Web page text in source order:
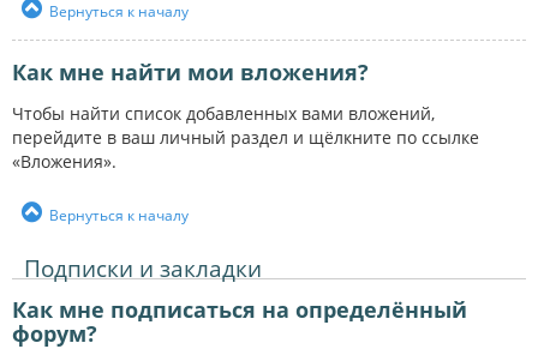
Вернуться к началу
Как мне найти мои вложения?
Чтобы найти список добавленных вами вложений,
перейдите в ваш личный раздел и щёлкните по ссылке
«Вложения».
Вернуться к началу
Подписки и закладки
Как мне подписаться на определённый
форум?